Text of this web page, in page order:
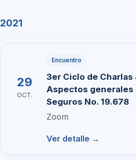
2021
29
OCT.
Encuentro
3er Ciclo de Charlas
Aspectos generales
Seguros No. 19.678
Zoom
Ver detalle →